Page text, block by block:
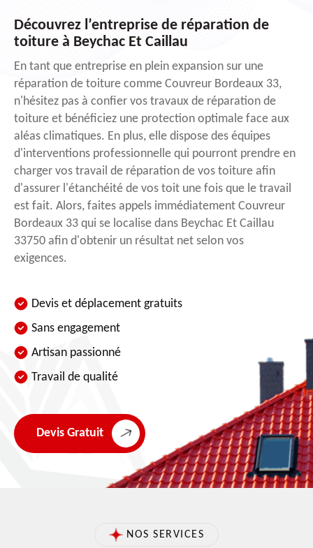
Découvrez l’entreprise de réparation de
toiture à Beychac Et Caillau
En tant que entreprise en plein expansion sur une
réparation de toiture comme Couvreur Bordeaux 33,
n'hésitez pas à confier vos travaux de réparation de
toiture et bénéficiez une protection optimale face aux
aléas climatiques. En plus, elle dispose des équipes
d'interventions professionnelle qui pourront prendre en
charger vos travail de réparation de vos toiture afin
d'assurer l'étanchéité de vos toit une fois que le travail
est fait. Alors, faites appels immédiatement Couvreur
Bordeaux 33 qui se localise dans Beychac Et Caillau
33750 afin d'obtenir un résultat net selon vos
exigences.
Devis et déplacement gratuits
Sans engagement
Artisan passionné
Travail de qualité
Devis Gratuit
NOS SERVICES